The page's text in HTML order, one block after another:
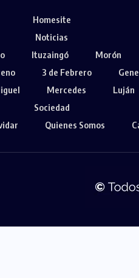
Homesite
Noticias
Ituzaingó Morón
3 de Febrero
Mercedes Luján
Sociedad
Quienes Somos